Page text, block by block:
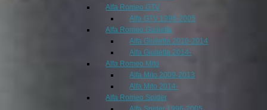
Alfa Romeo GTV
Alfa GTV 1996-2005
Alfa Romeo Guilietta
Alfa Giulietta 2010-2014
Alfa Giulietta 2014-
Alfa Romeo Mito
Alfa Mito 2009-2013
Alfa Mito 2014-
Alfa Romeo Spider
Alfa Spider 1996-2005